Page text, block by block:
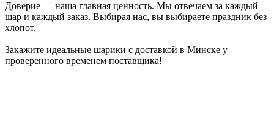
Доверие — наша главная ценность. Мы отвечаем за каждый
шар и каждый заказ. Выбирая нас, вы выбираете праздник без
хлопот.
Закажите идеальные шарики с доставкой в Минске у
проверенного временем поставщика!